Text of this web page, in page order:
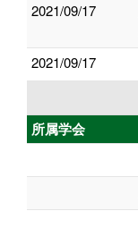
2021/09/17
2021/09/17
所属学会